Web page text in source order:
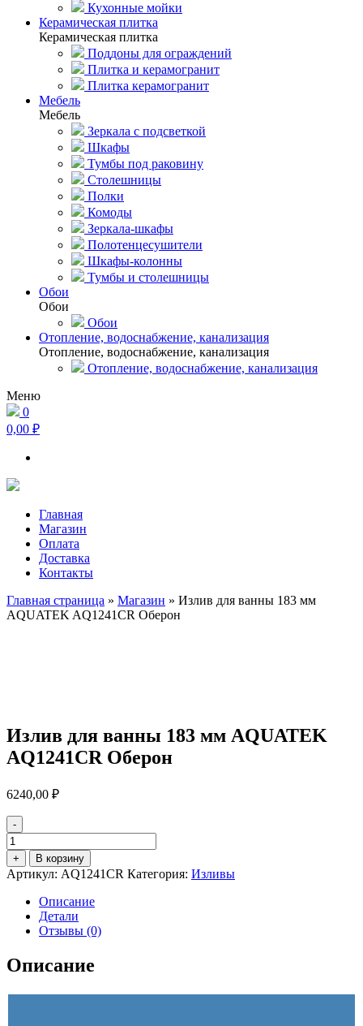
Кухонные мойки
Керамическая плитка
Керамическая плитка
Поддоны для ограждений
Плитка и керамогранит
Плитка керамогранит
Мебель
Мебель
Зеркала с подсветкой
Шкафы
Тумбы под раковину
Столешницы
Полки
Комоды
Зеркала-шкафы
Полотенцесушители
Шкафы-колонны
Тумбы и столешницы
Обои
Обои
Обои
Отопление, водоснабжение, канализация
Отопление, водоснабжение, канализация
Отопление, водоснабжение, канализация
Меню
0
0,00 ₽
Главная
Магазин
Оплата
Доставка
Контакты
Главная страница » Магазин » Излив для ванны 183 мм
AQUATEK AQ1241CR Оберон
Излив для ванны 183 мм AQUATEK
AQ1241CR Оберон
6240,00 ₽
-
Количество
товара
Излив
для
ванны
AQUATEK
AQ1241CR
Оберон
+ В корзину
Артикул: AQ1241CR Категория: Изливы
Описание
Детали
Отзывы (0)
Описание